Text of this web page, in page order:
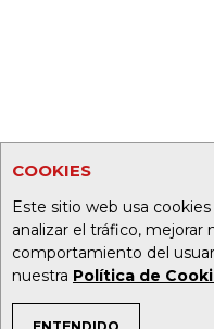
COOKIES
Este sitio web usa
analizar el tráfico, mejorar
comportamiento del
nuestra Política de